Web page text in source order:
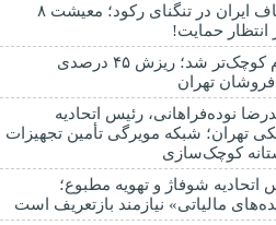
فرش دستباف ایران در تنگنای رکود؛ معیشت ۸
انتظار حمایت!
سفره مردم کوچک‌تر شد؛ ریزش ۴۵ درصدی
تهران
نوده‌فراهانی، رئیس اتحادیه
تهران؛ شبکه مویرگی تأمین تجهیزات
کوچک‌سازی
اتحادیه شوفاژ و تهویه مطبوع؛
مالیاتی» نیازمند بازتعریف است